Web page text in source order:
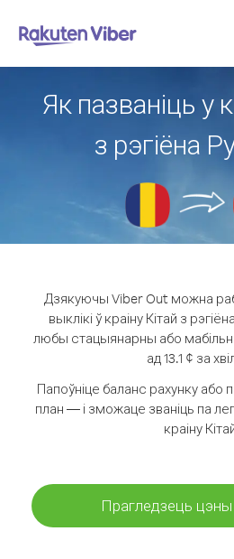
Як пазваніць у
з рэгіёна
Дзякуючы Viber Out можна
выклікі ў краіну Кітай з
любы стацыянарны або
ад 13.1 ¢ за
Папоўніце баланс рахунку
план — і зможаце званіць па
краіну
Прагледзець цэны